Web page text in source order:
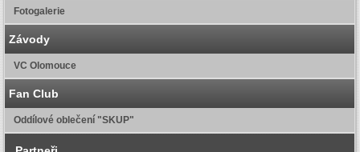
Fotogalerie
Závody
VC Olomouce
Fan Club
Oddílové oblečení "SKUP"